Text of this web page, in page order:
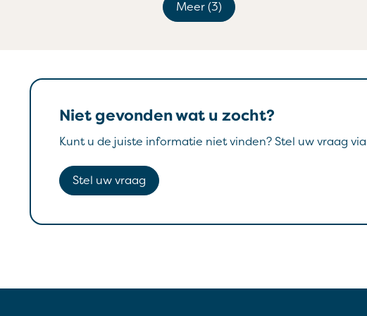
Meer (3)
Niet gevonden wat u zocht?
Kunt u de juiste informatie niet vinden? Stel uw vraag
Stel uw vraag